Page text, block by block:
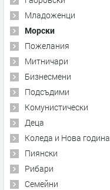
Младоженци
Морски
Пожелания
Митничари
Бизнесмени
Подсъдими
Комунистически
Деца
Коледа и Нова година
Пиянски
Рибари
Семейни